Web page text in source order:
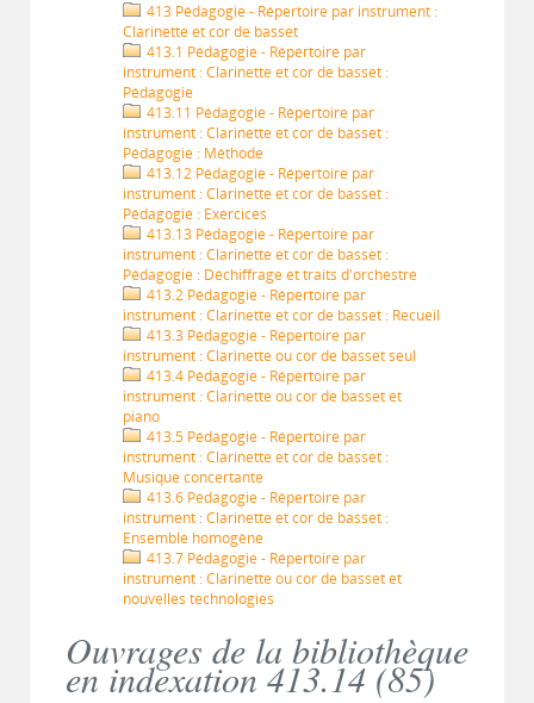
413 Pédagogie - Répertoire par instrument :
Clarinette et cor de basset
413.1 Pédagogie - Répertoire par
instrument : Clarinette et cor de basset :
Pédagogie
413.11 Pédagogie - Répertoire par
instrument : Clarinette et cor de basset :
Pédagogie : Méthode
413.12 Pédagogie - Répertoire par
instrument : Clarinette et cor de basset :
Pédagogie : Exercices
413.13 Pédagogie - Répertoire par
instrument : Clarinette et cor de basset :
Pédagogie : Déchiffrage et traits d'orchestre
413.2 Pédagogie - Répertoire par
instrument : Clarinette et cor de basset : Recueil
413.3 Pédagogie - Répertoire par
instrument : Clarinette ou cor de basset seul
413.4 Pédagogie - Répertoire par
instrument : Clarinette ou cor de basset et
piano
413.5 Pédagogie - Répertoire par
instrument : Clarinette et cor de basset :
Musique concertante
413.6 Pédagogie - Répertoire par
instrument : Clarinette et cor de basset :
Ensemble homogène
413.7 Pédagogie - Répertoire par
instrument : Clarinette ou cor de basset et
nouvelles technologies
Ouvrages de la bibliothèque
en indexation 413.14 (85)